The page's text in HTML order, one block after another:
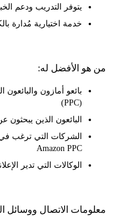
يتوفر التدريب ودعم الخبراء
خدمة اختيارية مُدارة بالكامل
الأفضل له:
بائعو أمازون والبائعون الذين
البائعون الذين يبحثون عن
الشركات التي ترغب في
Amazon PPC
الوكالات التي تدير الإعلانات
الاتصال ووسائل التواصل